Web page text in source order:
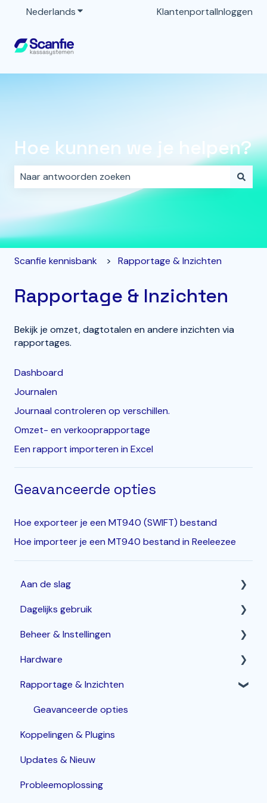
NederlandsSubmenu tonen voor vertalingen
KlantenportalInloggen
Hoe kunnen we je helpen?
Er zijn geen suggesties want het zoekveld is leeg.
Scanfie kennisbank Rapportage & Inzichten
Rapportage & Inzichten
Bekijk je omzet, dagtotalen en andere inzichten via
rapportages.
Dashboard
Journalen
Journaal controleren op verschillen.
Omzet- en verkooprapportage
Een rapport importeren in Excel
Geavanceerde opties
Hoe exporteer je een MT940 (SWIFT) bestand
Hoe importeer je een MT940 bestand in Reeleezee
Aan de slag
Horeca Kassasysteem
Webshop: Afhaal- en Bezorgen
Bestelzuil en Kiosk-QR
Dagelijks gebruik
Betalen & corrigeren
Bestellingen invoeren & bewerken
Korting
Inloggen, In- en Uitklokken
KDS / Bestellingenscherm
Groepen
Beheer & Instellingen
Gebieden, Vloerplan en Tafels
Assortiment beheren
Menukaarten & productknoppen beheren
Arrangementen
Gangen
Bereidingsplaatsen
Hardware
Router
POS terminals
Bonprinters
Kassalade
Handhelds
Rapportage & Inzichten
Geavanceerde opties
Koppelingen & Plugins
Updates & Nieuw
Probleemoplossing